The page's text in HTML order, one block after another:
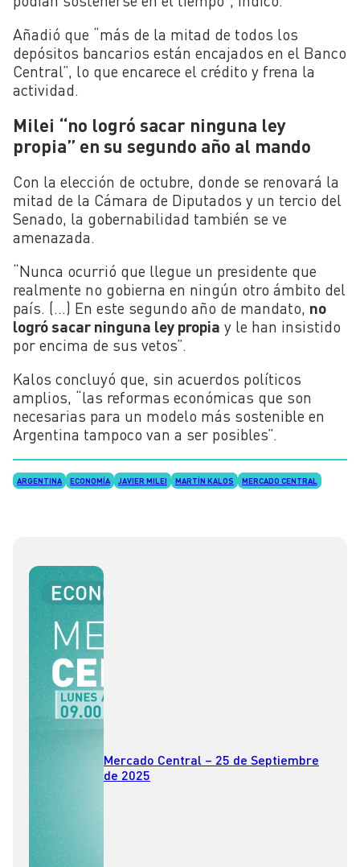
Añadió que “más de la mitad de todos los
depósitos bancarios están encajados en el Banco
Central”, lo que encarece el crédito y frena la
actividad.
Milei “no logró sacar ninguna ley
propia” en su segundo año al mando
Con la elección de octubre, donde se renovará la
mitad de la Cámara de Diputados y un tercio del
Senado, la gobernabilidad también se ve
amenazada.
“Nunca ocurrió que llegue un presidente que
realmente no gobierna en ningún otro ámbito del
país. (…) En este segundo año de mandato, no
logró sacar ninguna ley propia y le han insistido
por encima de sus vetos”.
Kalos concluyó que, sin acuerdos políticos
amplios, “las reformas económicas que son
necesarias para un modelo más sostenible en
Argentina tampoco van a ser posibles”.
ARGENTINA ECONOMÍA JAVIER MILEI MARTÍN KALOS MERCADO CENTRAL
Mercado Central – 25 de Septiembre
de 2025